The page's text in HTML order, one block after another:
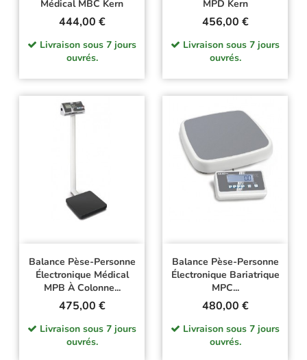
Médical MBC Kern
Prix
444,00 €
Livraison sous 7 jours
ouvrés.
MPD Kern
Prix
456,00 €
Livraison sous 7 jours
ouvrés.
Balance Pèse-Personne
Électronique Médical
MPB À Colonne...
Prix
475,00 €
Livraison sous 7 jours
ouvrés.
Balance Pèse-Personne
Électronique Bariatrique
MPC...
Prix
480,00 €
Livraison sous 7 jours
ouvrés.